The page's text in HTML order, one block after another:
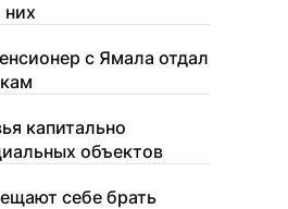
них
с Ямала отдал
капитально
объектов
себе брать